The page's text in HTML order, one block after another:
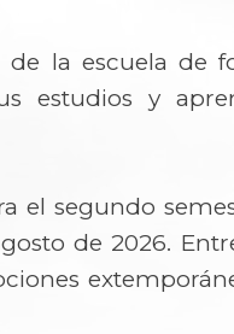
de la escuela de
estudios y
el segundo
de 2026.